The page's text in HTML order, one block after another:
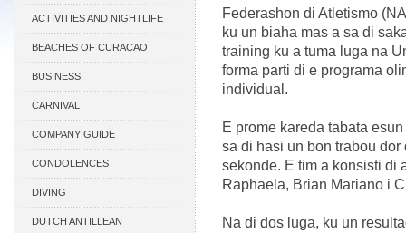
ACTIVITIES AND NIGHTLIFE
BEACHES OF CURACAO
BUSINESS
CARNIVAL
COMPANY GUIDE
CONDOLENCES
DIVING
DUTCH ANTILLEAN
Federashon di Atletismo
ku un biaha mas a sa di
training ku a tuma luga na
forma parti di e programa
individual.
E prome kareda tabata
sa di hasi un bon trabou
sekonde. E tim a konsisti di
Raphaela, Brian Mariano i
Na di dos luga, ku un